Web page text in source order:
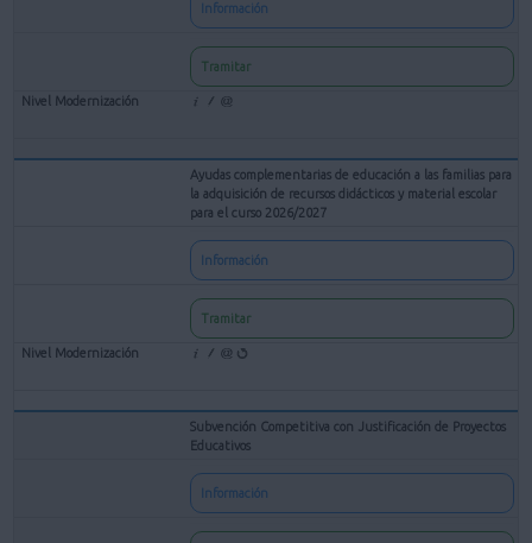
Información
Tramitar
Ayudas complementarias de educación a las familias para
la adquisición de recursos didácticos y material escolar
para el curso 2026/2027
Información
Tramitar
Subvención Competitiva con Justificación de Proyectos
Educativos
Información